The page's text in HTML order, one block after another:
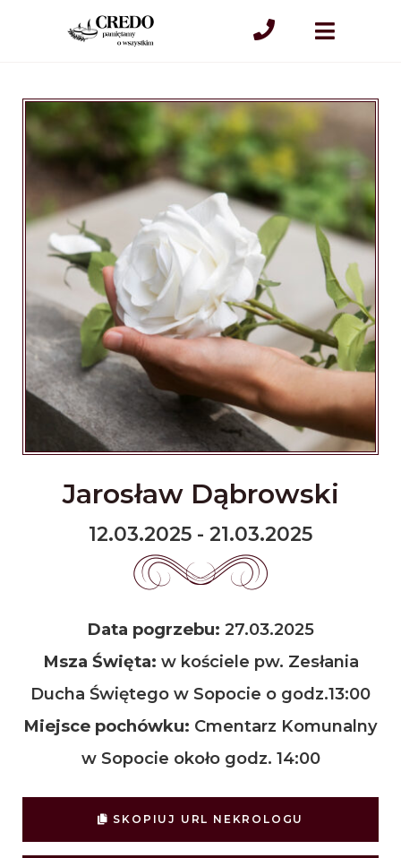
Jarosław Dąbrowski
12.03.2025 - 21.03.2025
Data pogrzebu: 27.03.2025
Msza Święta: w kościele pw. Zesłania
Ducha Świętego w Sopocie o godz.13:00
Miejsce pochówku: Cmentarz Komunalny
w Sopocie około godz. 14:00
SKOPIUJ URL NEKROLOGU